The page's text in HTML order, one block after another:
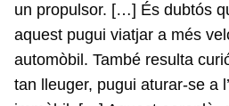
un propulsor. […] És dubtós
aquest pugui viatjar a més
automòbil. També resulta
tan lleuger, pugui aturar-se a